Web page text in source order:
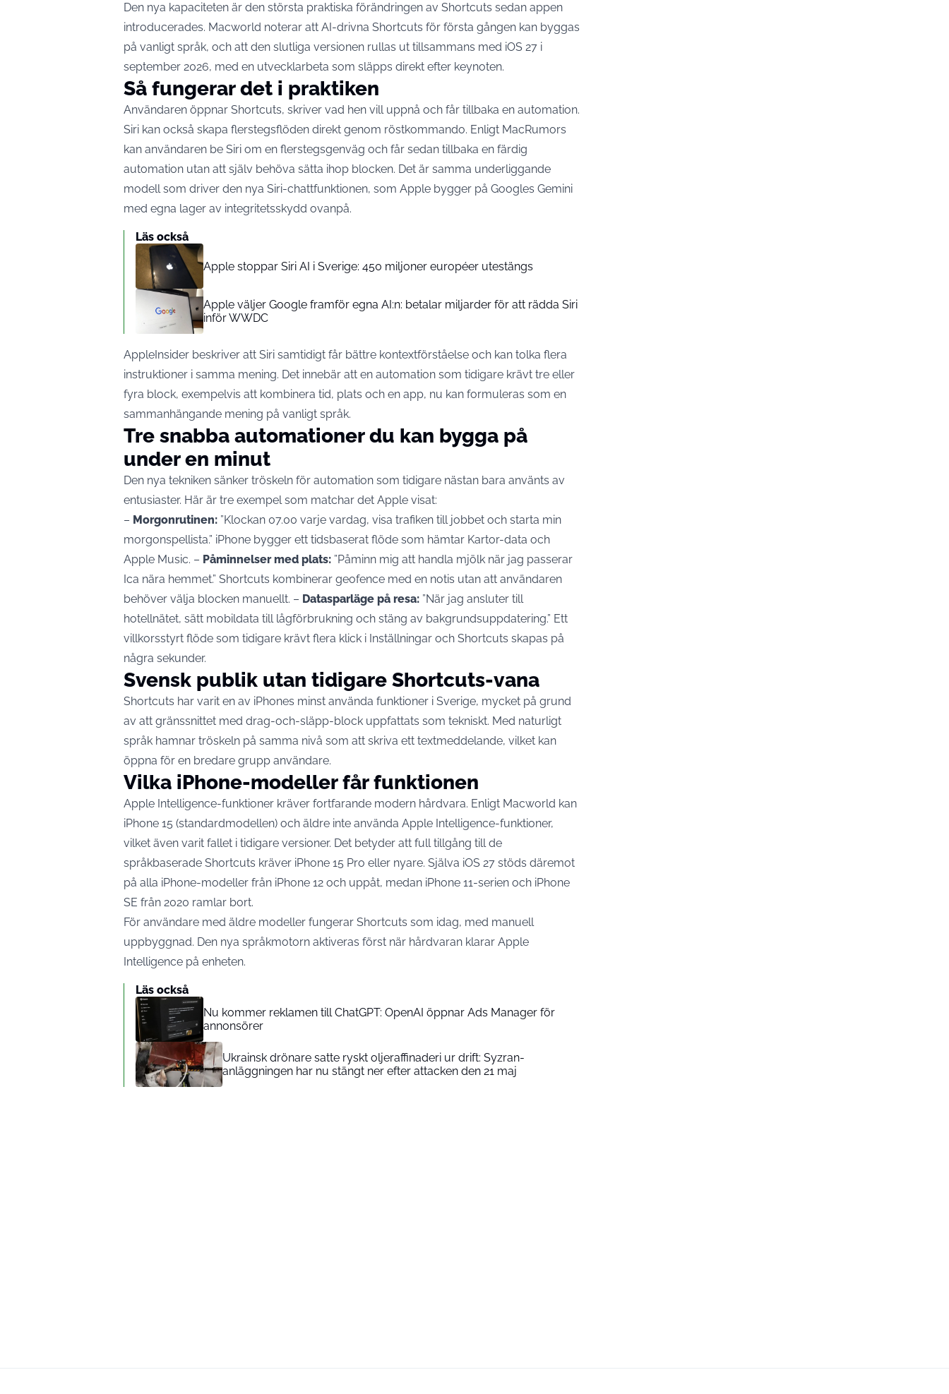
Den nya kapaciteten är den största praktiska förändringen av Shortcuts sedan appen
introducerades. Macworld noterar att AI-drivna Shortcuts för första gången kan byggas
på vanligt språk, och att den slutliga versionen rullas ut tillsammans med iOS 27 i
september 2026, med en utvecklarbeta som släpps direkt efter keynoten.
Så fungerar det i praktiken
Användaren öppnar Shortcuts, skriver vad hen vill uppnå och får tillbaka en automation.
Siri kan också skapa flerstegsflöden direkt genom röstkommando. Enligt MacRumors
kan användaren be Siri om en flerstegsgenväg och får sedan tillbaka en färdig
automation utan att själv behöva sätta ihop blocken. Det är samma underliggande
modell som driver den nya Siri-chattfunktionen, som Apple bygger på Googles Gemini
med egna lager av integritetsskydd ovanpå.
Läs också
Apple stoppar Siri AI i Sverige: 450 miljoner européer utestängs
Apple väljer Google framför egna AI:n: betalar miljarder för att rädda Siri
inför WWDC
AppleInsider beskriver att Siri samtidigt får bättre kontextförståelse och kan tolka flera
instruktioner i samma mening. Det innebär att en automation som tidigare krävt tre eller
fyra block, exempelvis att kombinera tid, plats och en app, nu kan formuleras som en
sammanhängande mening på vanligt språk.
Tre snabba automationer du kan bygga på
under en minut
Den nya tekniken sänker tröskeln för automation som tidigare nästan bara använts av
entusiaster. Här är tre exempel som matchar det Apple visat:
– Morgonrutinen: ”Klockan 07.00 varje vardag, visa trafiken till jobbet och starta min
morgonspellista.” iPhone bygger ett tidsbaserat flöde som hämtar Kartor-data och
Apple Music. – Påminnelser med plats: ”Påminn mig att handla mjölk när jag passerar
Ica nära hemmet.” Shortcuts kombinerar geofence med en notis utan att användaren
behöver välja blocken manuellt. – Datasparläge på resa: ”När jag ansluter till
hotellnätet, sätt mobildata till lågförbrukning och stäng av bakgrundsuppdatering.” Ett
villkorsstyrt flöde som tidigare krävt flera klick i Inställningar och Shortcuts skapas på
några sekunder.
Svensk publik utan tidigare Shortcuts-vana
Shortcuts har varit en av iPhones minst använda funktioner i Sverige, mycket på grund
av att gränssnittet med drag-och-släpp-block uppfattats som tekniskt. Med naturligt
språk hamnar tröskeln på samma nivå som att skriva ett textmeddelande, vilket kan
öppna för en bredare grupp användare.
Vilka iPhone-modeller får funktionen
Apple Intelligence-funktioner kräver fortfarande modern hårdvara. Enligt Macworld kan
iPhone 15 (standardmodellen) och äldre inte använda Apple Intelligence-funktioner,
vilket även varit fallet i tidigare versioner. Det betyder att full tillgång till de
språkbaserade Shortcuts kräver iPhone 15 Pro eller nyare. Själva iOS 27 stöds däremot
på alla iPhone-modeller från iPhone 12 och uppåt, medan iPhone 11-serien och iPhone
SE från 2020 ramlar bort.
För användare med äldre modeller fungerar Shortcuts som idag, med manuell
uppbyggnad. Den nya språkmotorn aktiveras först när hårdvaran klarar Apple
Intelligence på enheten.
Läs också
Nu kommer reklamen till ChatGPT: OpenAI öppnar Ads Manager för
annonsörer
Ukrainsk drönare satte ryskt oljeraffinaderi ur drift: Syzran-
anläggningen har nu stängt ner efter attacken den 21 maj